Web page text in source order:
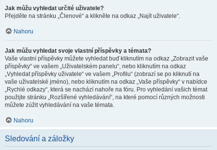
Jak můžu vyhledat určité uživatele?
Přejděte na stránku „Členové“ a klikněte na odkaz „Najít uživatele“.
Nahoru
Jak můžu vyhledat svoje vlastní příspěvky a témata?
Vaše vlastní příspěvky můžete vyhledat buď kliknutím na odkaz „Zobrazit vaše
příspěvky“ ve vašem „Uživatelském panelu“, nebo kliknutím na odkaz
„Vyhledat příspěvky uživatele“ ve vašem „Profilu“ (zobrazí se po kliknutí na
vaše uživatelské jméno), nebo kliknutím na odkaz „Vaše příspěvky“ v nabídce
„Rychlé odkazy“, která se nachází nahoře na fóru. Pro vyhledání vašich témat
použijte stránku „Rozšířené vyhledávání“, na které pomocí různých možnosti
můžete zúžit vyhledávání na vaše témata.
Nahoru
Sledování a záložky